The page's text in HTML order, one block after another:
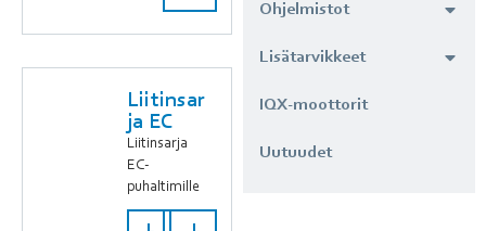
Liitinsar
ja EC
Liitinsarja
EC-
puhaltimille
Ohjelmistot
Lisätarvikkeet
IQX-moottorit
Uutuudet